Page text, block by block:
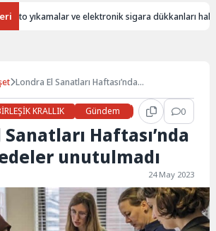
yıkamalar ve elektronik sigara dükkanları hala
Londra El Sanatları Haftası’nda
KRALLIK Gündem Haberler 0
Haftası’nda
unutulmadı
24 May 2023